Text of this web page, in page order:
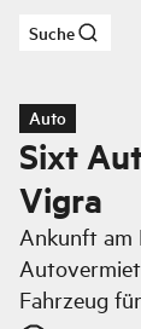
Zum
Suche
Auto
Sixt
Vigra
Ankunft am
Fahrzeug